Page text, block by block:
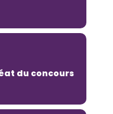
du concours